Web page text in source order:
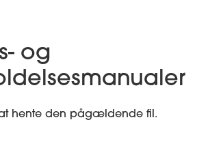
og
at hente den pågældende fil.